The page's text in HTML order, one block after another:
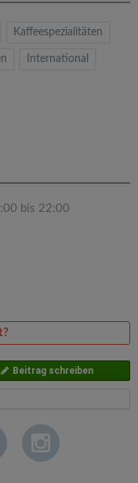
Kaffeespezialitäten
International
bis 22:00
Beitrag schreiben